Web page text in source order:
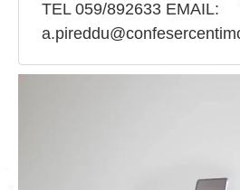
TEL 059/892633 EMAIL: